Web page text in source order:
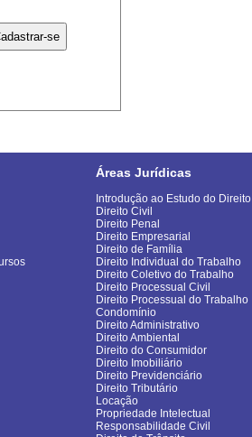
Áreas Jurídicas
Introdução ao Estudo do Direito
Direito Civil
Direito Penal
Direito Empresarial
Direito de Família
Direito Individual do Trabalho
Direito Coletivo do Trabalho
Direito Processual Civil
Direito Processual do Trabalho
Condomínio
Direito Administrativo
Direito Ambiental
Direito do Consumidor
Direito Imobiliário
Direito Previdenciário
Direito Tributário
Locação
Propriedade Intelectual
Responsabilidade Civil